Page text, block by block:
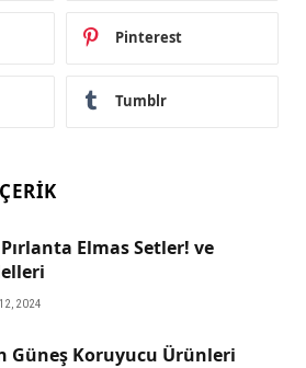
Pinterest
Tumblr
Elmas Setler! ve
2024
Güneş Koruyucu Ürünleri